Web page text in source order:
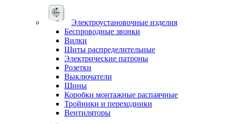
Электроустановочные изделия
Беспроводные звонки
Вилки
Щиты распределительные
Электрические патроны
Розетки
Выключатели
Шины
Коробки монтажные распаячные
Тройники и переходники
Вентиляторы